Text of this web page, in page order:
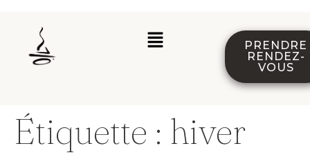
PRENDRE
RENDEZ-
VOUS
Étiquette : hiver